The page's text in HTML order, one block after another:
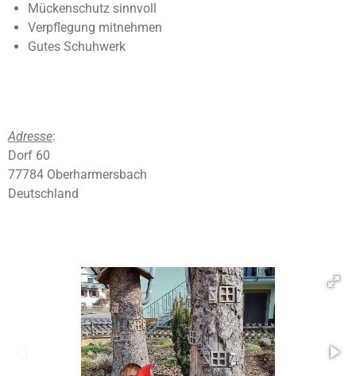
Mückenschutz sinnvoll
Verpflegung mitnehmen
Gutes Schuhwerk
Adresse:
Dorf 60
77784 Oberharmersbach
Deutschland